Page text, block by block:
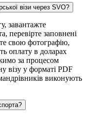
візи через SVO?
завантажте
перевірте заповнені
свою фотографію,
оплату в доларах
за процесом
візу у форматі PDF
виконують